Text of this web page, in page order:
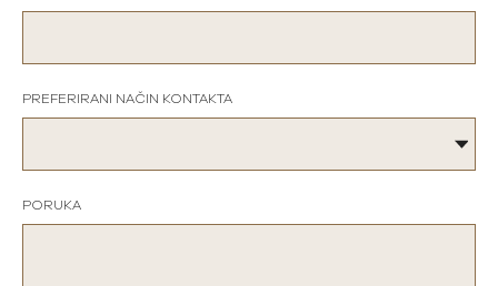
PREFERIRANI NAČIN KONTAKTA
PORUKA